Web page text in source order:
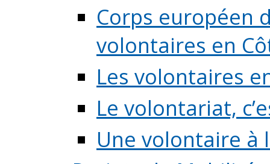
Corps européen
volontaires en
Les volontaires
Le volontariat,
Une volontaire à